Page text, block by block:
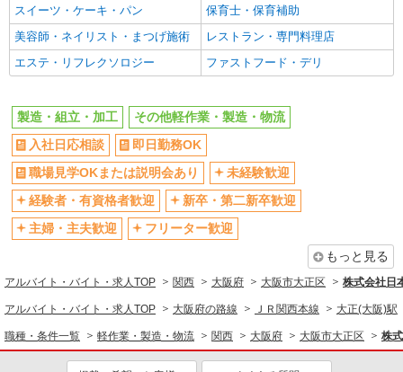
派遣社員
株式会社テクノ・サービス/お仕事No/0853880
製造補助
時給1300円交通費全額支給
キープ 詳細を見る
派遣社員
パーソルファクトリーパートナーズ株式会社
金属部品の組立（日勤）
時給1500円 ※交通費全額支給（規定あり）
【月収例】23.2万円（20日勤務 ※残業なしの場
大阪府大阪市大正区南恩加島
キープ 詳細を見る
派遣社員
短期（3ヶ月以内）
平日のみ勤務OK
フルタイム歓迎
朝
昼
夕方
食堂・売店あり
車通勤OK
バイク通勤OK
自転車通勤OK
残業ほぼなし
残業少なめ（月20h未満）
転勤なし
登録制
有休取得率80%以上
交通費支給
社会保険あり
制服貸与
資格取得支援制度あり
軽作業・製造・物流
製造・組立・加工
スイーツ・ケーキ・パン
保育士・保育補助
美容師・ネイリスト・まつげ施術
レストラン・専門料理店
エステ・リフレクソロジー
ファストフード・デリ
製造・組立・加工
その他軽作業・製造・物流
入社日応相談
即日勤務OK
職場見学OKまたは説明会あり
未経験歓迎
経験者・有資格者歓迎
新卒・第二新卒歓迎
主婦・主夫歓迎
フリーター歓迎
もっと見る
アルバイト・バイト・求人TOP 関西 大阪府 大阪市大正区 株式会社日
アルバイト・バイト・求人TOP 大阪府の路線 ＪＲ関西本線 大正(大阪)駅
職種・条件一覧 軽作業・製造・物流 関西 大阪府 大阪市大正区 株